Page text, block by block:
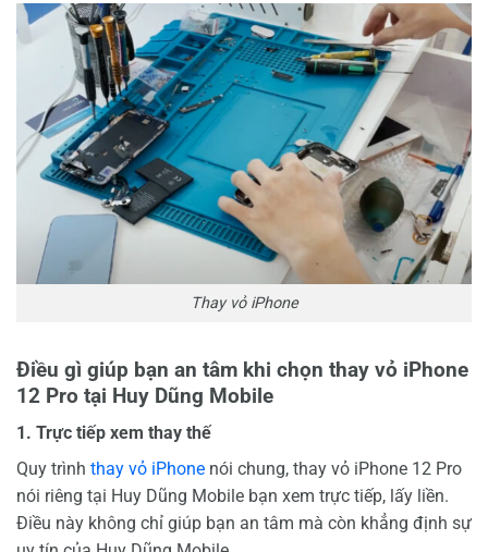
Thay vỏ iPhone
Điều gì giúp bạn an tâm khi chọn thay vỏ iPhone
12 Pro tại Huy Dũng Mobile
1. Trực tiếp xem thay thế
Quy trình thay vỏ iPhone nói chung, thay vỏ iPhone 12 Pro
nói riêng tại Huy Dũng Mobile bạn xem trực tiếp, lấy liền.
Điều này không chỉ giúp bạn an tâm mà còn khẳng định sự